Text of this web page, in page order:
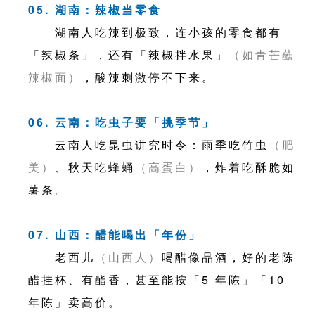
05. 湖南：辣椒当零食
湖南人吃辣到极致，连小孩的零食都有
「辣椒条」，还有「辣椒拌水果」
（如青芒蘸
辣椒面）
，酸辣刺激停不下来。
06. 云南：吃虫子要「挑季节」
云南人吃昆虫讲究时令：雨季吃竹虫
（肥
美） 、秋天吃蜂蛹 （高蛋白）
，炸着吃酥脆如
薯条。
07. 山西：醋能喝出「年份」
老西儿 （山西人） 喝醋像品酒，好的老陈
醋挂杯、有酯香，甚至能按「5 年陈」「10
年陈」卖高价。